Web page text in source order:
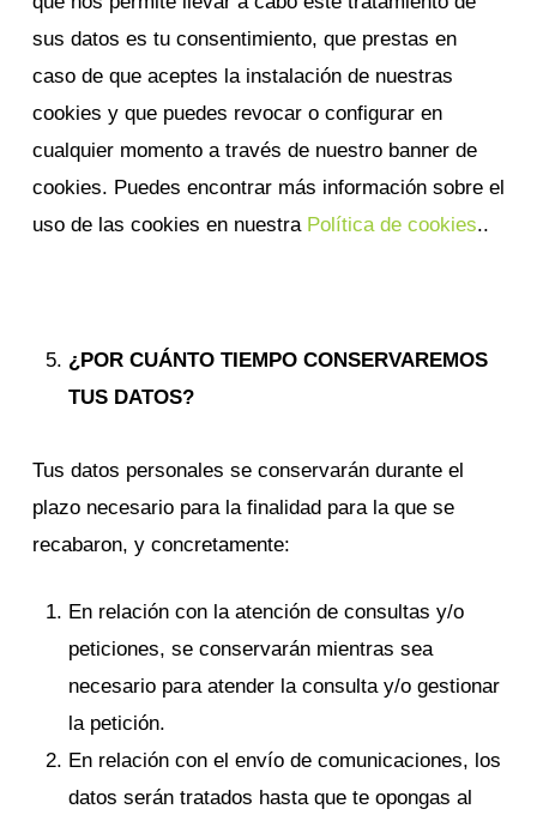
sus datos es tu consentimiento, que prestas en
caso de que aceptes la instalación de nuestras
cookies y que puedes revocar o configurar en
cualquier momento a través de nuestro banner de
cookies. Puedes encontrar más información sobre el
uso de las cookies en nuestra Política de cookies..
¿POR CUÁNTO TIEMPO CONSERVAREMOS
TUS DATOS?
Tus datos personales se conservarán durante el
plazo necesario para la finalidad para la que se
recabaron, y concretamente:
En relación con la atención de consultas y/o
peticiones, se conservarán mientras sea
necesario para atender la consulta y/o gestionar
la petición.
En relación con el envío de comunicaciones, los
datos serán tratados hasta que te opongas al